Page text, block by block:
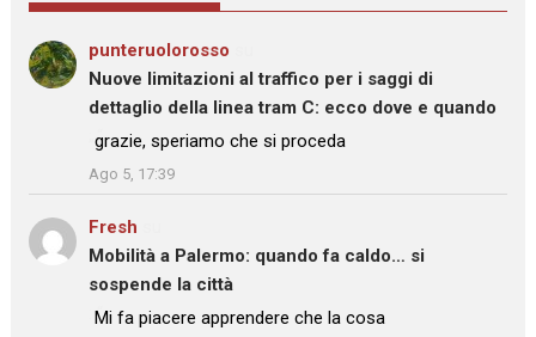
punteruolorosso
Nuove limitazioni al traffico per i saggi di
dettaglio della linea tram C: ecco dove e quando
: “
grazie, speriamo che si proceda
”
Ago 5, 17:39
Fresh
Mobilità a Palermo: quando fa caldo… si
sospende la città
: “Mi fa piacere apprendere che la cosa